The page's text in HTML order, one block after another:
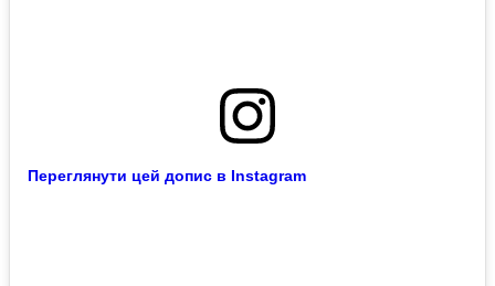
Переглянути цей допис в Instagram